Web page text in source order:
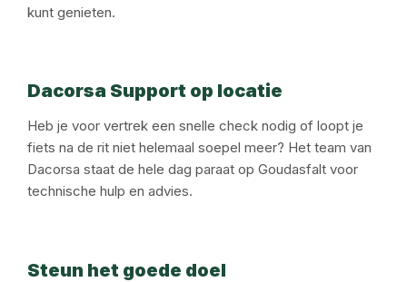
kunt genieten.
Dacorsa Support op locatie
Heb je voor vertrek een snelle check nodig of loopt je
fiets na de rit niet helemaal soepel meer? Het team van
Dacorsa staat de hele dag paraat op Goudasfalt voor
technische hulp en advies.
Steun het goede doel